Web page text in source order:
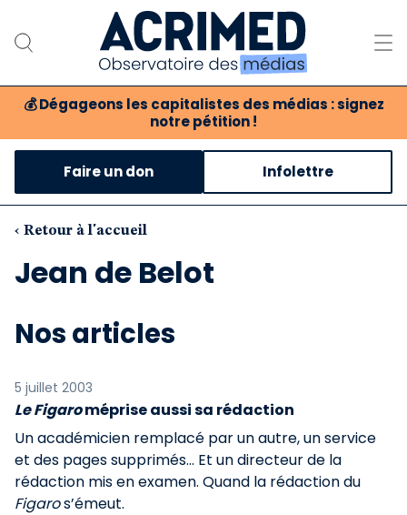
💰 Dégageons les capitalistes des médias : signez
notre pétition !
Notre association
Notre critique des médias
Nos propositions
Notre revue
Boutique
Faire un don Infolettre
‹ Retour à l'accueil
Jean de Belot
Nos articles
5 juillet 2003
Le Figaroméprise aussi sa rédaction
Un académicien remplacé par un autre, un service
et des pages supprimés... Et un directeur de la
rédaction mis en examen. Quand la rédaction du
Figaros’émeut.